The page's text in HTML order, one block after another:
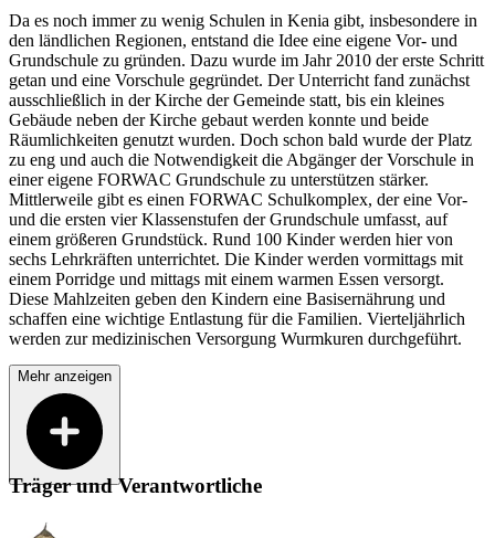
Da es noch immer zu wenig Schulen in Kenia gibt, insbesondere in
den ländlichen Regionen, entstand die Idee eine eigene Vor- und
Grundschule zu gründen. Dazu wurde im Jahr 2010 der erste Schritt
getan und eine Vorschule gegründet. Der Unterricht fand zunächst
ausschließlich in der Kirche der Gemeinde statt, bis ein kleines
Gebäude neben der Kirche gebaut werden konnte und beide
Räumlichkeiten genutzt wurden. Doch schon bald wurde der Platz
zu eng und auch die Notwendigkeit die Abgänger der Vorschule in
einer eigene FORWAC Grundschule zu unterstützen stärker.
Mittlerweile gibt es einen FORWAC Schulkomplex, der eine Vor-
und die ersten vier Klassenstufen der Grundschule umfasst, auf
einem größeren Grundstück. Rund 100 Kinder werden hier von
sechs Lehrkräften unterrichtet. Die Kinder werden vormittags mit
einem Porridge und mittags mit einem warmen Essen versorgt.
Diese Mahlzeiten geben den Kindern eine Basisernährung und
schaffen eine wichtige Entlastung für die Familien. Vierteljährlich
werden zur medizinischen Versorgung Wurmkuren durchgeführt.
Mehr anzeigen
Träger und Verantwortliche